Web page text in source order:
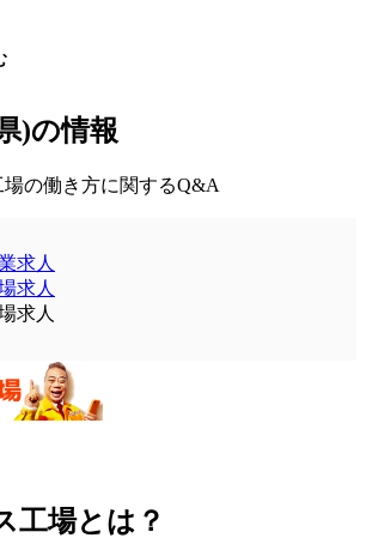
)の情報
の働き方に関するQ&A
求人
求人
求人
工場とは？